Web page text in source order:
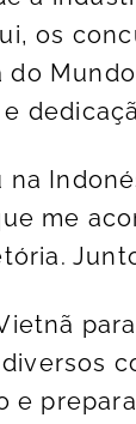
os
do
me
e